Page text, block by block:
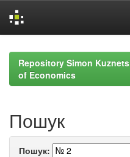
navigationRepository Simon
of Economics
Пошук
Пошук: